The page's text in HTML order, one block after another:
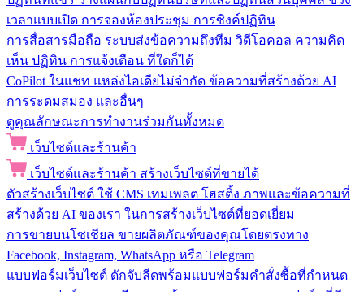
เวลาแบบเปิด การจองห้องประชุม การซิงค์ปฏิทิน
การสื่อสารมือถือ ระบบส่งข้อความถึงทีม วิดีโอคอล ความคิด
เห็น ปฏิทิน การแจ้งเตือน ที่ใดก็ได้
CoPilot ในแชท แหล่งไอเดียไม่จำกัด ข้อความที่สร้างด้วย AI
การระดมสมอง และอื่นๆ
ดูคุณลักษณะการทำงานร่วมกันทั้งหมด
เว็บไซต์และร้านค้า
เว็บไซต์และร้านค้า สร้างเว็บไซต์ที่ขายได้
ตัวสร้างเว็บไซต์ ใช้ CMS เทมเพลต โฮสติ้ง ภาพและข้อความที่
สร้างด้วย AI ของเรา ในการสร้างเว็บไซต์ที่ยอดเยี่ยม
การขายบนโซเชียล ขายผลิตภัณฑ์ของคุณโดยตรงทาง
Facebook, Instagram, WhatsApp หรือ Telegram
แบบฟอร์มเว็บไซต์ ดักจับลีดพร้อมแบบฟอร์มคำสั่งซื้อที่กำหนด